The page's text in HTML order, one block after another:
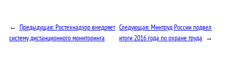
← Предыдущая:Ростехнадзор внедряет
систему дистанционного мониторинга
Следующая:Минтруд России подвел
итоги 2016 года по охране труда →